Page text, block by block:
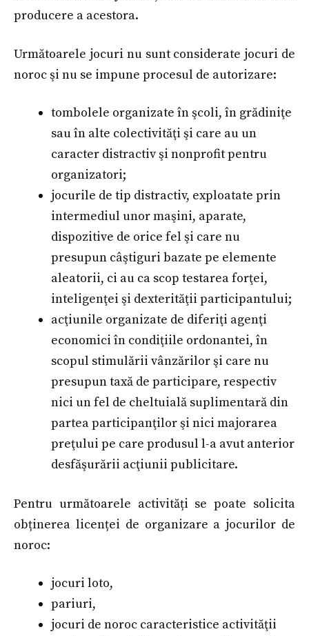
producere a acestora.
Următoarele jocuri nu sunt considerate jocuri de
noroc şi nu se impune procesul de autorizare:
tombolele organizate în şcoli, în grădiniţe
sau în alte colectivităţi şi care au un
caracter distractiv şi nonprofit pentru
organizatori;
jocurile de tip distractiv, exploatate prin
intermediul unor maşini, aparate,
dispozitive de orice fel şi care nu
presupun câştiguri bazate pe elemente
aleatorii, ci au ca scop testarea forţei,
inteligenţei şi dexterităţii participantului;
acţiunile organizate de diferiţi agenţi
economici în condiţiile ordonantei, în
scopul stimulării vânzărilor şi care nu
presupun taxă de participare, respectiv
nici un fel de cheltuială suplimentară din
partea participanţilor şi nici majorarea
preţului pe care produsul l-a avut anterior
desfăşurării acţiunii publicitare.
Pentru următoarele activități se poate solicita
obținerea licenței de organizare a jocurilor de
noroc:
jocuri loto,
pariuri,
jocuri de noroc caracteristice activităţii